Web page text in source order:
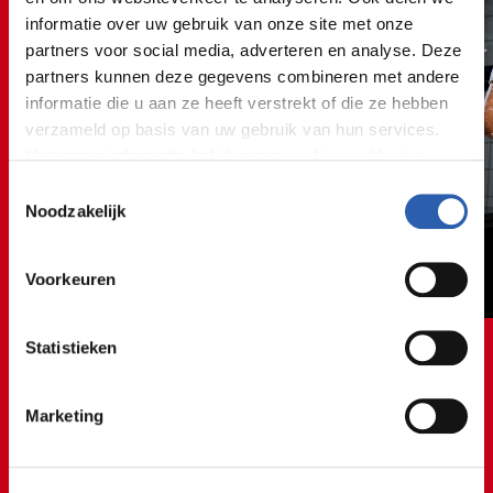
informatie over uw gebruik van onze site met onze
partners voor social media, adverteren en analyse. Deze
partners kunnen deze gegevens combineren met andere
informatie die u aan ze heeft verstrekt of die ze hebben
verzameld op basis van uw gebruik van hun services.
We werken samen met
die uw gegevens
Noodzakelijk
Voorkeuren
Statistieken
Marketing